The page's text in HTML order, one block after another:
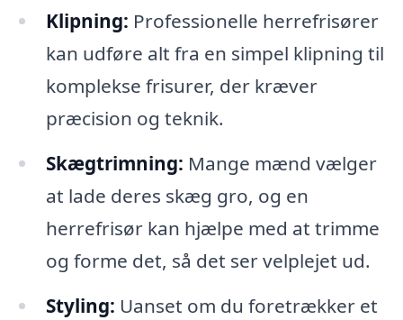
Klipning: Professionelle herrefrisører
kan udføre alt fra en simpel klipning til
komplekse frisurer, der kræver
præcision og teknik.
Skægtrimning: Mange mænd vælger
at lade deres skæg gro, og en
herrefrisør kan hjælpe med at trimme
og forme det, så det ser velplejet ud.
Styling: Uanset om du foretrækker et